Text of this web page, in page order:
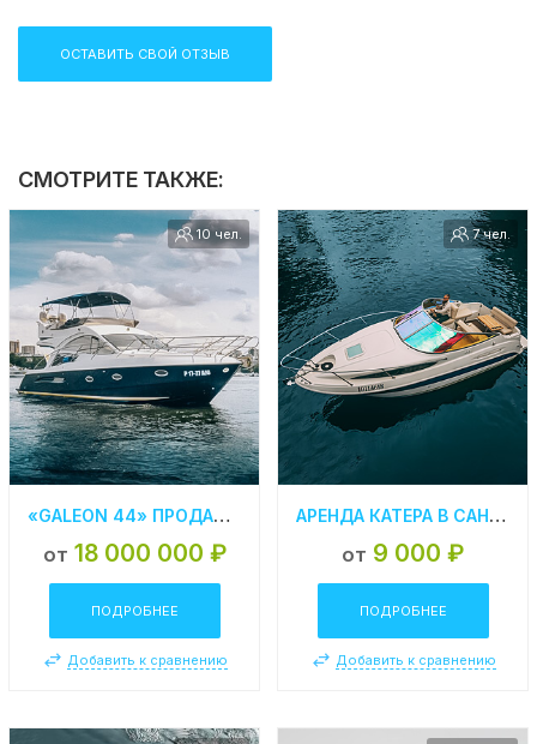
ОСТАВИТЬ СВОЙ ОТЗЫВ
СМОТРИТЕ ТАКЖЕ:
10 чел.
«GALEON 44» ПРОДАЖА ЯХТЫ В СПБ
от 18 000 000 ₽
ПОДРОБНЕЕ
Добавить к сравнению
7 чел.
АРЕНДА КАТЕРА В САНКТ-ПЕТЕРБУРГЕ «BAYLINER 245»
от 9 000 ₽
ПОДРОБНЕЕ
Добавить к сравнению